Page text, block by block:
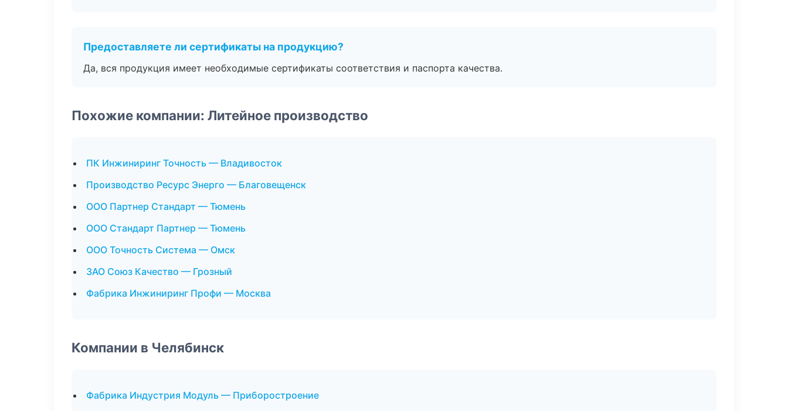
Предоставляете ли сертификаты на продукцию?
Да, вся продукция имеет необходимые сертификаты соответствия и паспорта качества.
Похожие компании: Литейное производство
ПК Инжиниринг Точность — Владивосток
Производство Ресурс Энерго — Благовещенск
ООО Партнер Стандарт — Тюмень
ООО Стандарт Партнер — Тюмень
ООО Точность Система — Омск
ЗАО Союз Качество — Грозный
Фабрика Инжиниринг Профи — Москва
Компании в Челябинск
Фабрика Индустрия Модуль — Приборостроение